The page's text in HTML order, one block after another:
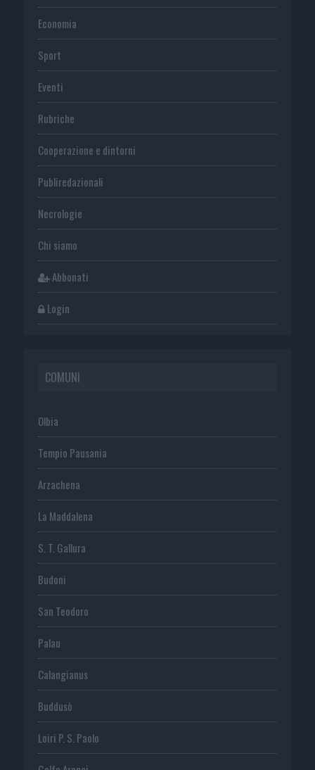
Economia
Sport
Eventi
Rubriche
Cooperazione e dintorni
Publiredazionali
Necrologie
Chi siamo
Abbonati
Login
COMUNI
Olbia
Tempio Pausania
Arzachena
La Maddalena
S. T. Gallura
Budoni
San Teodoro
Palau
Calangianus
Buddusò
Loiri P. S. Paolo